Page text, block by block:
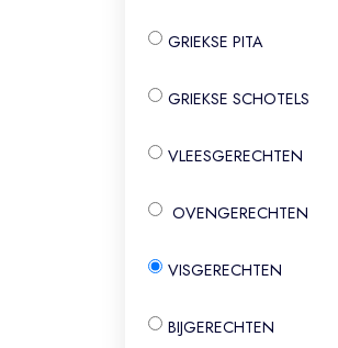
GRIEKSE PITA
GRIEKSE SCHOTELS
VLEESGERECHTEN
OVENGERECHTEN
VISGERECHTEN
BIJGERECHTEN